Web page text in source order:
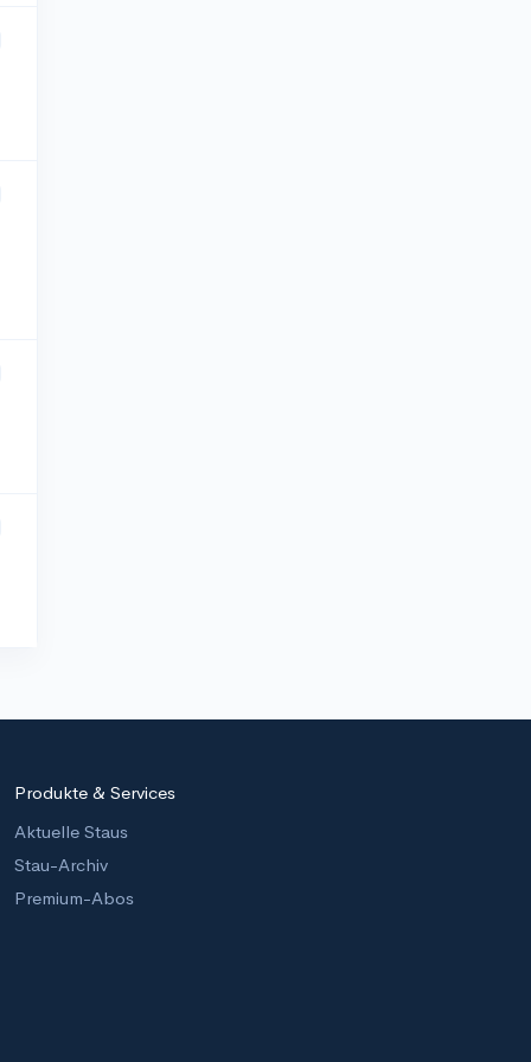
Produkte & Services
Aktuelle Staus
Stau-Archiv
Premium-Abos